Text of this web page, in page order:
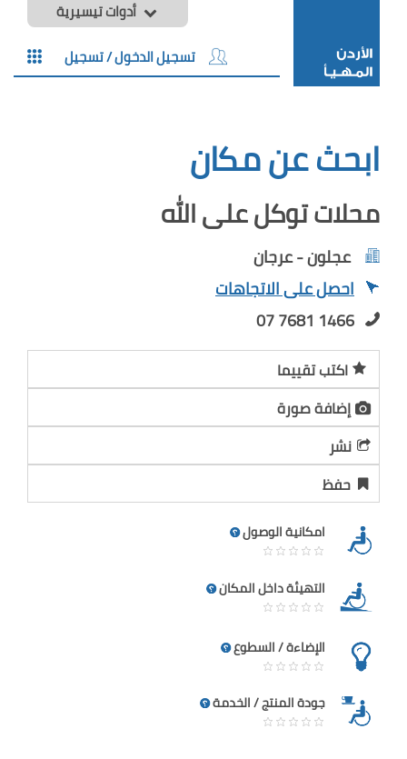
أدوات تيسيرية
تسجيل الدخول / تسجيل
ابحث عن مكان
محلات توكل على الله
عجلون - عرجان
احصل على الاتجاهات
07 7681 1466
اكتب تقييما
إضافة صورة
نشر
حفظ
امكانية الوصول
التهيئة داخل المكان
الإضاءة / السطوع
جودة المنتج / الخدمة